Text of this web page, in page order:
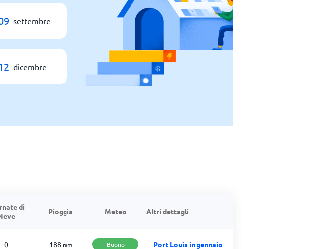
settembre
12 dicembre
di
Pioggia Meteo Altri dettagli
0 188 mm Buono Port Louis in gennaio